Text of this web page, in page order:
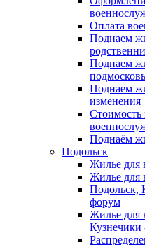
Оплата
Поднаем
Поднаем
Поднаем
изменения
Стоимость
Поднаём
Подольск
Жилье для
Жилье для
Подольск,
форум
Жилье для
Кузнечики